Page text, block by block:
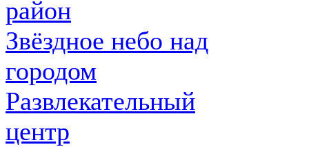
район
Звёздное небо над
городом
Развлекательный
центр